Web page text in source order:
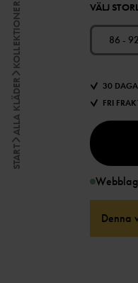
START
ALLA KLÄDER
KOLLEKTIONER VÄLJ
86 -
30
FRI
Denna